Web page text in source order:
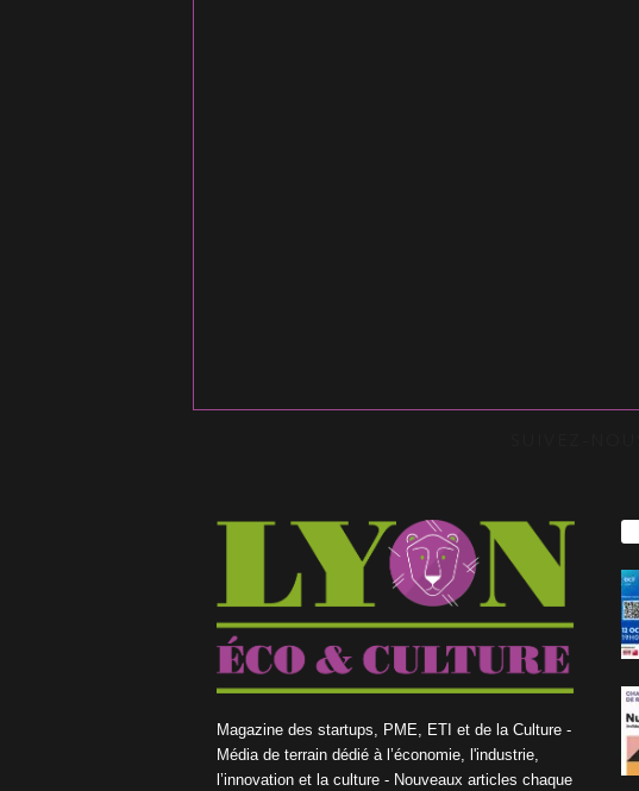
Magazine des startups, PME, ETI et de la Culture -
Média de terrain dédié à l’économie, l'industrie,
l’innovation et la culture - Nouveaux articles chaque